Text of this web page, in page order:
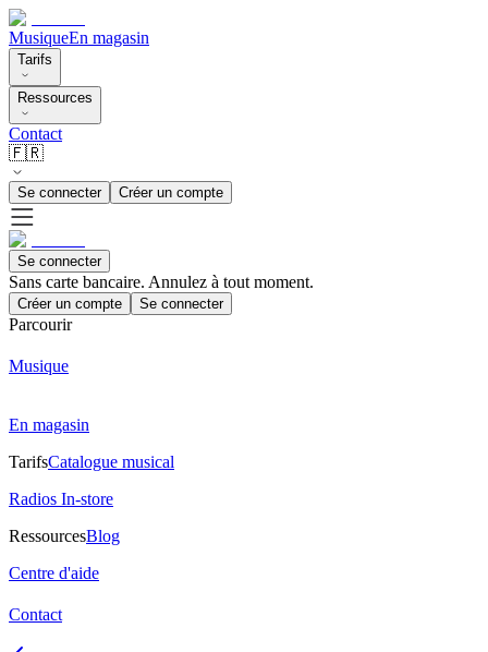
MusiqueEn magasin
Tarifs
Ressources
Contact
🇫🇷
Se connecter Créer un compte
Se connecter
Sans carte bancaire. Annulez à tout moment.
Créer un compte Se connecter
Parcourir
Musique
En magasin
TarifsCatalogue musical
Radios In-store
RessourcesBlog
Centre d'aide
Contact